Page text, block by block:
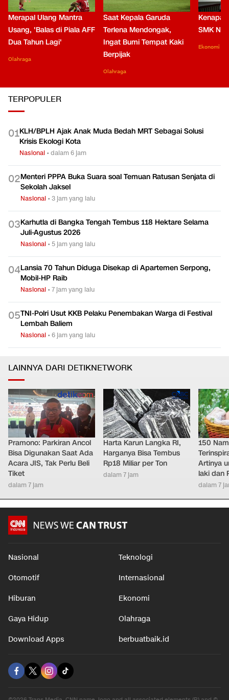
Merapal Ulang Mantra
Usang, 'Balas di Piala AFF
Dua Tahun Lagi'
Olahraga
Saat Kepala Garuda
Terlena Mendongak,
Ingat Bumi Tempat Kaki
Berpijak
Olahraga
Kenapa
SMK
Ekonomi
TERPOPULER
01KLH/BPLH Ajak Anak Muda Bedah MRT Sebagai Solusi
Krisis Ekologi Kota
Nasional •dalam 6 jam
02Menteri PPPA Buka Suara soal Temuan Ratusan Senjata di
Sekolah Jaksel
Nasional •3 jam yang lalu
03Karhutla di Bangka Tengah Tembus 118 Hektare Selama
Juli-Agustus 2026
Nasional • 5 jam yang lalu
04Lansia 70 Tahun Diduga Disekap di Apartemen Serpong,
Mobil-HP Raib
Nasional •7 jam yang lalu
05TNI-Polri Usut KKB Pelaku Penembakan Warga di Festival
Lembah Baliem
Nasional •6 jam yang lalu
LAINNYA DARI DETIKNETWORK
Pramono: Parkiran Ancol
Bisa Digunakan Saat Ada
Acara JIS, Tak Perlu Beli
Tiket
dalam 7 jam
Harta Karun Langka RI,
Harganya Bisa Tembus
Rp18 Miliar per Ton
dalam 7 jam
150
Artinya
laki dan
dalam 7
Nasional Teknologi
Otomotif Internasional
Hiburan Ekonomi
Gaya Hidup Olahraga
Download Apps berbuatbaik.id